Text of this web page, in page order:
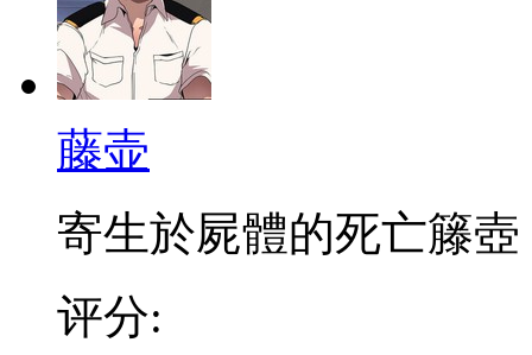
藤壶
寄生於屍體的死亡籐
评分: